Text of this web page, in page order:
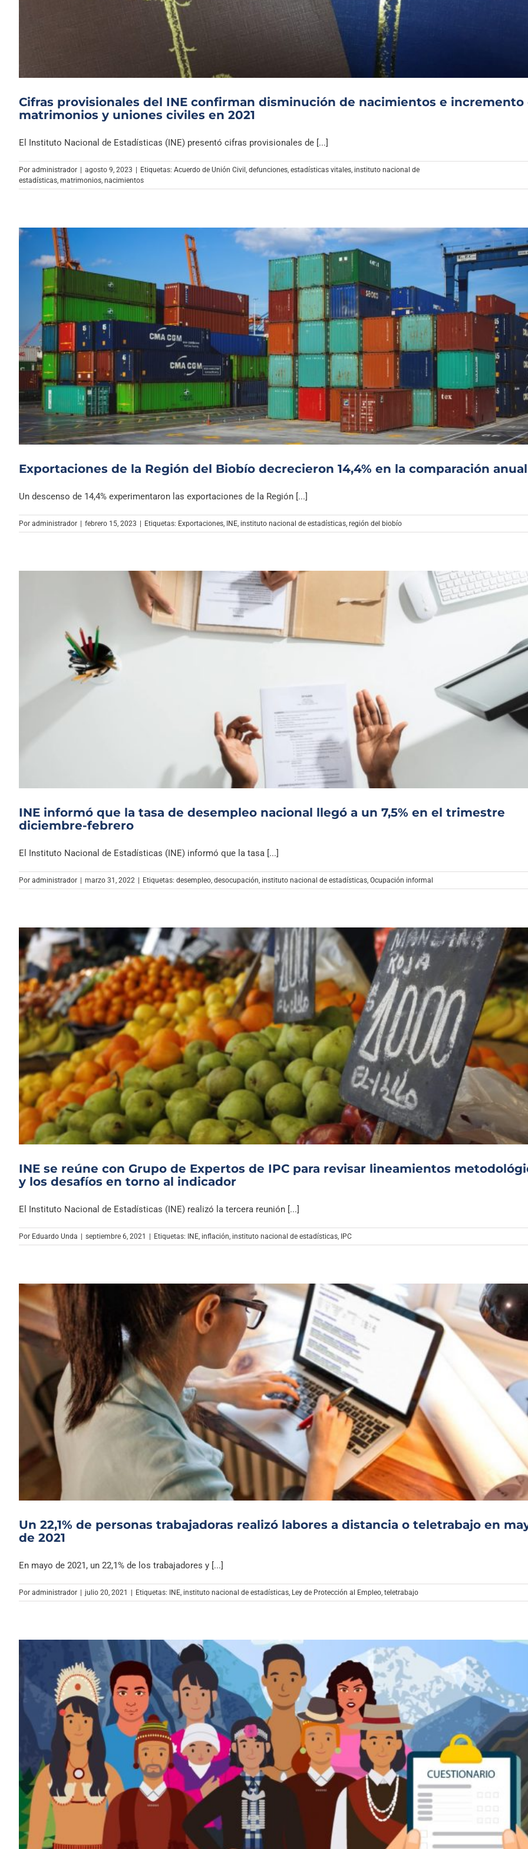
Archivo Sonoro
Cifras provisionales del INE confirman disminución de nacimientos e incremento
matrimonios y uniones civiles en 2021
El Instituto Nacional de Estadísticas (INE) presentó cifras provisionales de [...]
Por administrador agosto 9, 2023 Etiquetas: Acuerdo de Unión Civil , defunciones, estadísticas vitales, instituto nacional de
estadísticas, matrimonios, nacimientos
Exportaciones de la Región del Biobío decrecieron 14,4% en la comparación anual
Un descenso de 14,4% experimentaron las exportaciones de la Región [...]
Por administrador febrero 15, 2023 Etiquetas: Exportaciones, INE, instituto nacional de estadísticas, región del biobío
INE informó que la tasa de desempleo nacional llegó a un 7,5% en el trimestre
diciembre-febrero
El Instituto Nacional de Estadísticas (INE) informó que la tasa [...]
Por administrador | marzo 31, 2022 | Etiquetas: desempleo desocupación instituto nacional de estadísticas Ocupación informal
INE se reúne con Grupo de Expertos de IPC para revisar lineamientos
y los desafíos en torno al indicador
El Instituto Nacional de Estadísticas (INE) realizó la tercera reunión [...]
Por Eduardo Unda | septiembre 6, 2021 | Etiquetas: INE inflación instituto nacional de estadísticas IPC
Un 22,1% de personas trabajadoras realizó labores a distancia o teletrabajo en
de 2021
En mayo de 2021, un 22,1% de los trabajadores y [...]
Por administrador julio 20, 2021 Etiquetas: INE, instituto nacional de estadísticas, Ley de Protección al Empleo, teletrabajo